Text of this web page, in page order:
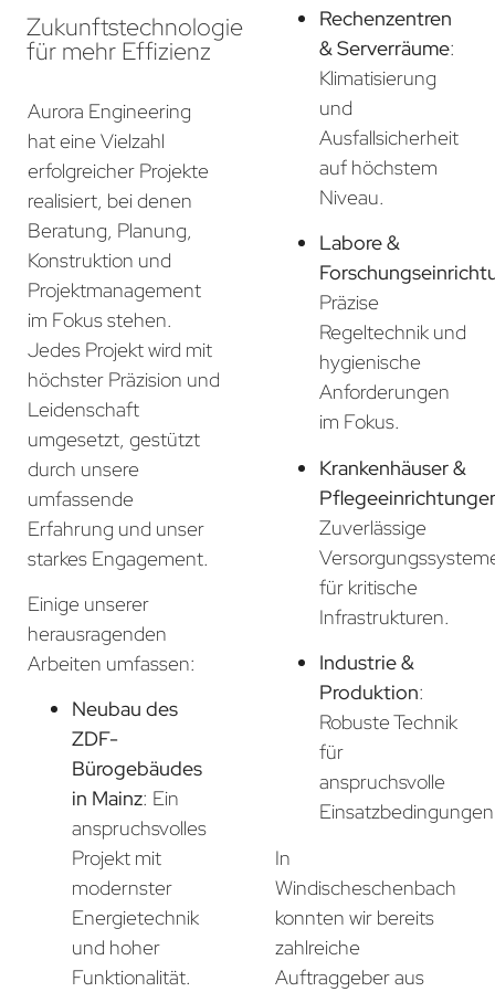
Zukunftstechnologie
für mehr Effizienz
Aurora Engineering
hat eine Vielzahl
erfolgreicher Projekte
realisiert, bei denen
Beratung, Planung,
Konstruktion und
Projektmanagement
im Fokus stehen.
Jedes Projekt wird mit
höchster Präzision und
Leidenschaft
umgesetzt, gestützt
durch unsere
umfassende
Erfahrung und unser
starkes Engagement.
Einige unserer
herausragenden
Arbeiten umfassen:
Neubau des
ZDF-
Bürogebäudes
in Mainz: Ein
anspruchsvolles
Projekt mit
modernster
Energietechnik
und hoher
Funktionalität.
Rechenzentren
& Serverräume:
Klimatisierung
und
Ausfallsicherheit
auf höchstem
Niveau.
Labore &
Präzise
Regeltechnik und
hygienische
Anforderungen
im Fokus.
Krankenhäuser &
Zuverlässige
für kritische
Infrastrukturen.
Industrie &
Produktion:
Robuste Technik
für
anspruchsvolle
In
Windischeschenbach
konnten wir bereits
zahlreiche
Auftraggeber aus